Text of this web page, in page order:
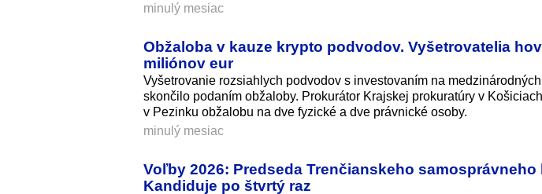
minulý mesiac
Obžaloba v kauze krypto podvodov. Vyšetrovatelia
miliónov eur
Vyšetrovanie rozsiahlych podvodov s investovaním na
skončilo podaním obžaloby. Prokurátor Krajskej prokuratúry v
v Pezinku obžalobu na dve fyzické a dve právnické osoby.
minulý mesiac
Voľby 2026: Predseda Trenčianskeho
Kandiduje po štvrtý raz